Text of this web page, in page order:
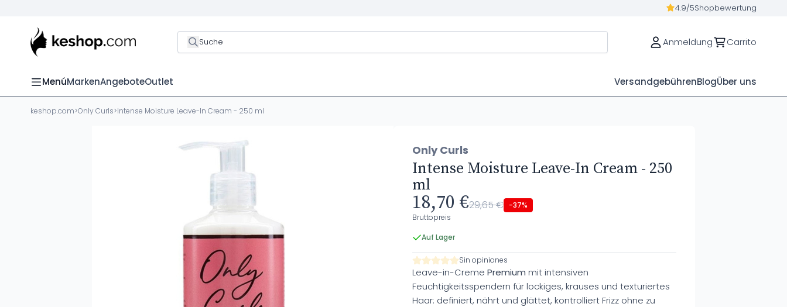
4.9/5Shopbewertung
Suche Anmeldung Carrito
MenúMarkenAngeboteOutlet VersandgebührenBlogÜber uns
keshop.com>Only Curls>Intense Moisture Leave-In Cream - 250 ml
Only Curls
Intense Moisture Leave-In Cream - 250
ml
18,70 €29,65 € -37%
Bruttopreis
Auf Lager
Sin opiniones
Leave-in-Creme Premium mit intensiven
Feuchtigkeitsspendern für lockiges, krauses und texturiertes
Haar: definiert, nährt und glättet, kontrolliert Frizz ohne zu